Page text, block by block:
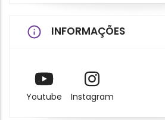
INFORMAÇÕES
Youtube Instagram